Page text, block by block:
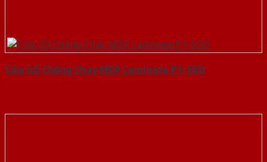
Cửa Gỗ Chống Cháy MDF Laminate P1-SGD